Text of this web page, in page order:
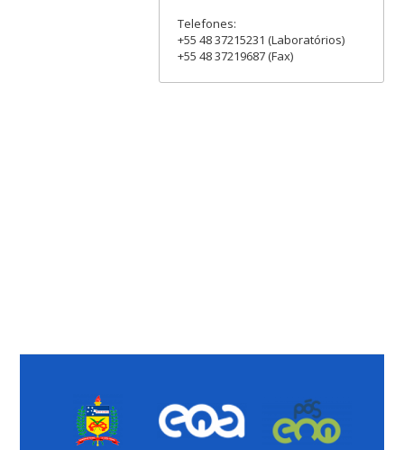
Telefones:
+55 48 37215231 (Laboratórios)
+55 48 37219687 (Fax)